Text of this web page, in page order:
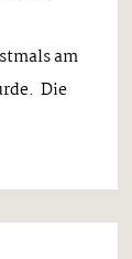
am
Die